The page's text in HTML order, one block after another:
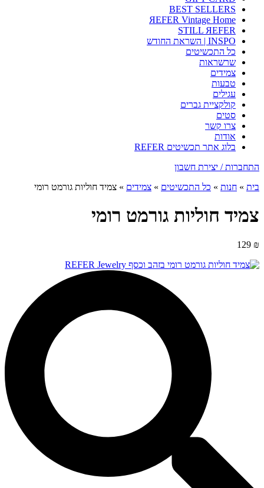
BEST SELLERS
ЯEFER Vintage Home
STILL ЯEFER
INSPO | השראת החודש
כל התכשיטים
שרשראות
צמידים
טבעות
עגילים
קולקציית גברים
סטים
צרו קשר
אודות
בלוג אתר תכשיטים REFER
התחברות / יצירת חשבון
בית » חנות » כל התכשיטים » צמידים » צמיד חוליות גורמט רומי
צמיד חוליות גורמט רומי
129 ₪